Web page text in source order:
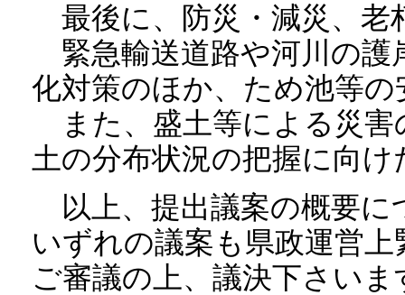
最後に、防災・減災、老
緊急輸送道路や河川の護
化対策のほか、ため池等
また、盛土等による災害
土の分布状況の把握に向
以上、提出議案の概要に
いずれの議案も県政運営
ご審議の上、議決下さい